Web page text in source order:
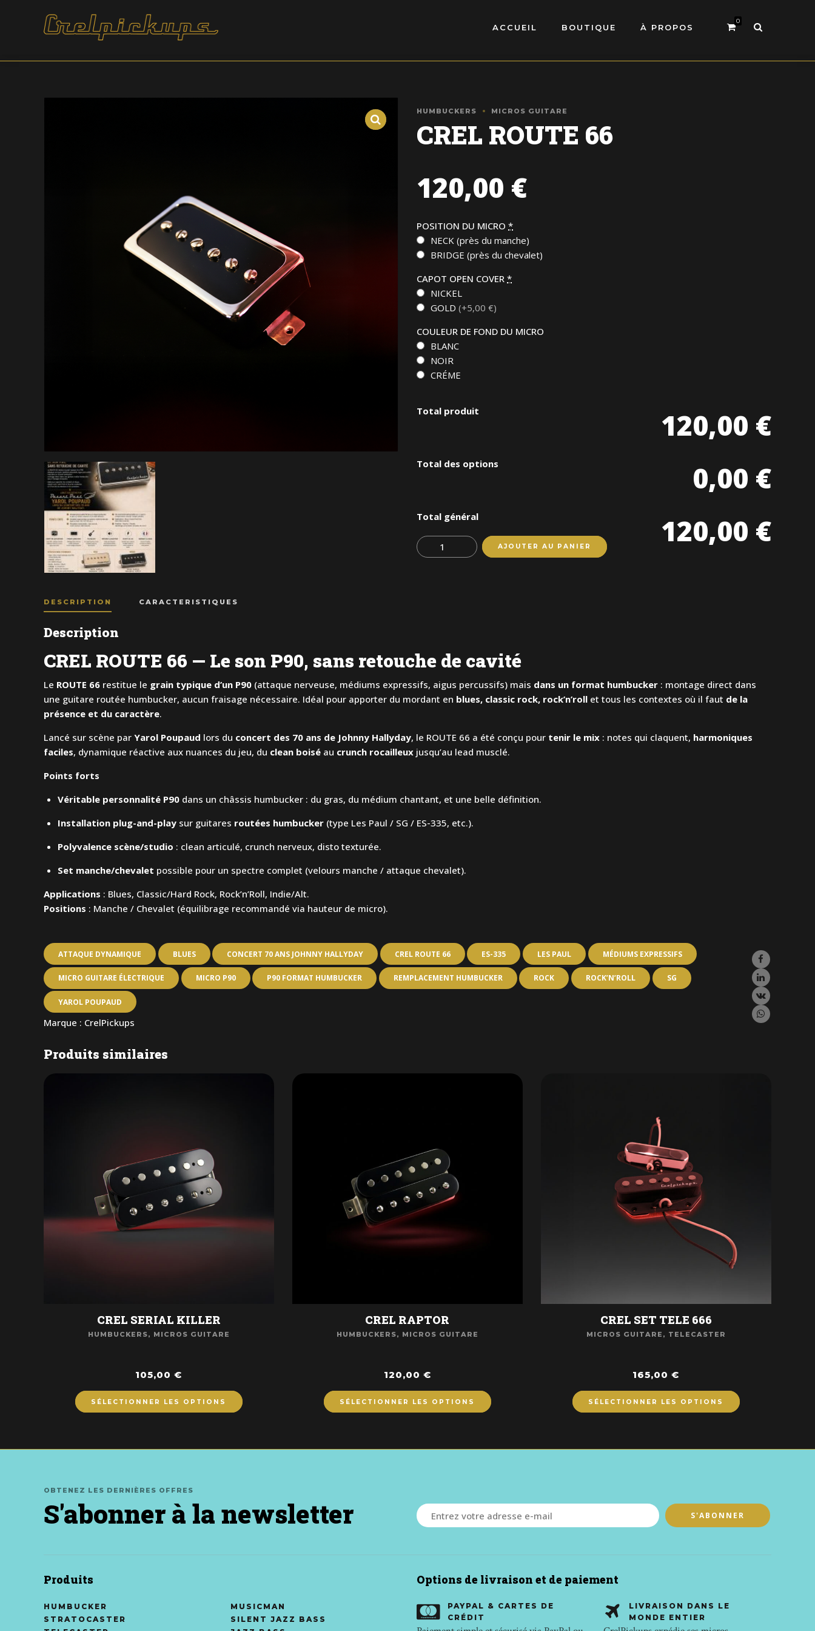
0
ACCUEIL BOUTIQUE À PROPOS
HUMBUCKERS MICROS GUITARE
CREL ROUTE 66
120,00 €
POSITION DU MICRO *
NECK (près du manche)
BRIDGE (près du chevalet)
CAPOT OPEN COVER *
NICKEL
GOLD (+5,00 €)
COULEUR DE FOND DU MICRO
BLANC
NOIR
CRÉME
Total produit 120,00 €
Total des options 0,00 €
Total général 120,00 €
Quantity AJOUTER AU PANIER
DESCRIPTION CARACTERISTIQUES
Description
CREL ROUTE 66 — Le son P90, sans retouche de cavité
Le ROUTE 66 restitue le grain typique d’un P90 (attaque nerveuse, médiums expressifs, aigus percussifs) mais dans un format humbucker : montage direct dans
une guitare routée humbucker, aucun fraisage nécessaire. Idéal pour apporter du mordant en blues, classic rock, rock’n’roll et tous les contextes où il faut de la
présence et du caractère.
Lancé sur scène par Yarol Poupaud lors du concert des 70 ans de Johnny Hallyday, le ROUTE 66 a été conçu pour tenir le mix : notes qui claquent, harmoniques
faciles, dynamique réactive aux nuances du jeu, du clean boisé au crunch rocailleux jusqu’au lead musclé.
Points forts
Véritable personnalité P90dans un châssis humbucker : du gras, du médium chantant, et une belle définition.
Installation plug-and-playsur guitares routées humbucker(type Les Paul / SG / ES-335, etc.).
Polyvalence scène/studio : clean articulé, crunch nerveux, disto texturée.
Set manche/chevalet possible pour un spectre complet (velours manche / attaque chevalet).
Applications : Blues, Classic/Hard Rock, Rock’n’Roll, Indie/Alt.
Positions : Manche / Chevalet (équilibrage recommandé via hauteur de micro).
ATTAQUE DYNAMIQUE BLUES CONCERT 70 ANS JOHNNY HALLYDAY CREL ROUTE 66 ES-335 LES PAUL MÉDIUMS EXPRESSIFS
MICRO GUITARE ÉLECTRIQUE MICRO P90 P90 FORMAT HUMBUCKER REMPLACEMENT HUMBUCKER ROCK ROCK’N’ROLL SG
YAROL POUPAUD
Marque : CrelPickups
Produits similaires
CREL SERIAL KILLER
HUMBUCKERS, MICROS GUITARE
105,00€
SÉLECTIONNER LES OPTIONS
CREL RAPTOR
HUMBUCKERS, MICROS GUITARE
120,00 €
SÉLECTIONNER LES OPTIONS
CREL SET TELE 666
MICROS GUITARE , TELECASTER
165,00€
SÉLECTIONNER LES OPTIONS
OBTENEZ LES DERNIÈRES OFFRES
S'abonner à la newsletter
Produits
HUMBUCKER
STRATOCASTER
MUSICMAN
SILENT JAZZ BASS
Options de livraison et de paiement
PAYPAL & CARTES DE
CRÉDIT
LIVRAISON DANS LE
MONDE ENTIER